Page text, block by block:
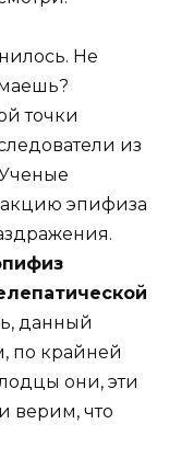
Не
точки
из
эпифиза
данный
по крайней
они, эти
верим, что